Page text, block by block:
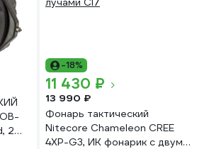
2
-18%
11 430 ₽
13 990 ₽
Фонарь тактический
Nitecore Chameleon CREE
4XP-G3, ИК фонарик с двумя